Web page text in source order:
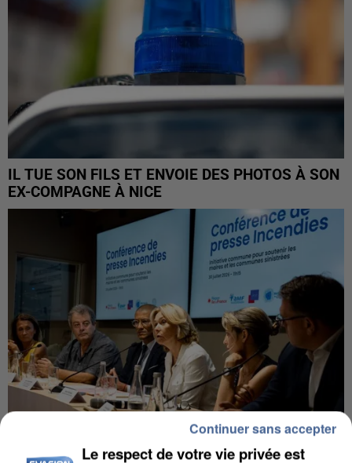
IL TUE SON FILS ET ENVOIE DES PHOTOS À SON
EX-COMPAGNE À NICE
Le respect de votre vie privée est
Continuer sans accepter